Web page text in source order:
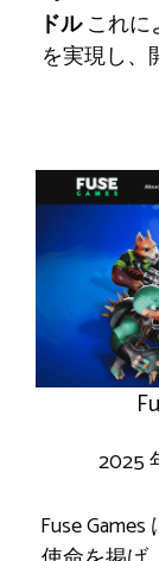
ドルこれに
を実現し、
2025
Fuse